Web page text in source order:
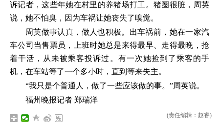
诉记者，这些年她在村里的养猪场打工。猪圈很脏，周英
说，她不怕臭，因为车祸让她丧失了嗅觉。
周英做事认真，做人也积极。出车祸前，她在一家汽
车公司当售票员，上班时她总是来得最早、走得最晚，抢
着干活，从未被乘客投诉过。有一次她捡到了乘客的手
机，在车站等了一个多小时，直到等来失主。
“我只是个普通人，做了一些应该做的事。”周英说。
福州晚报记者 郑瑞洋
(责任编辑：赵睿)